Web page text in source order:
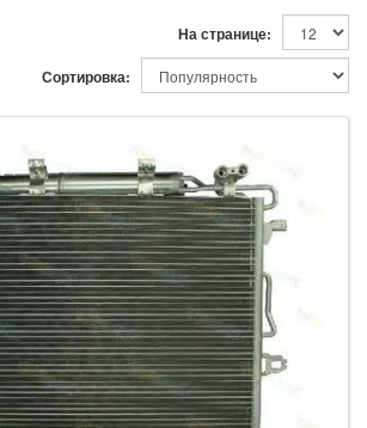
На странице:
Сортировка: